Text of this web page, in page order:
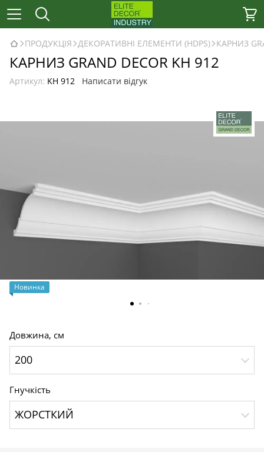
ПРОДУКЦІЯ ДЕКОРАТИВНІ ЕЛЕМЕНТИ (HDPS) КАРНИЗ
КАРНИЗ GRAND DECOR KH 912
Артикул: KH 912 Написати відгук
Новинка
Довжина, см
200
Гнучкість
ЖОРСТКИЙ